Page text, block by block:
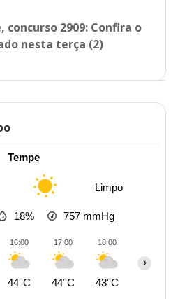
concurso 2909: Confira o
nesta terça (2)
Tempe
Limpo
18% 757 mmHg
16:00
44°C
17:00
44°C
18:00
43°C
›